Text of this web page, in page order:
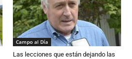
Campo al Día
Las lecciones que están dejando las